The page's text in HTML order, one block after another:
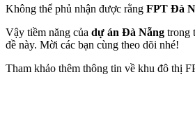
Không thể phủ nhận được rằng FPT Đà
Vậy tiềm năng của dự án Đà Nẵng trong
đề này. Mời các bạn cùng theo dõi nhé!
Tham khảo thêm thông tin về khu đô thị